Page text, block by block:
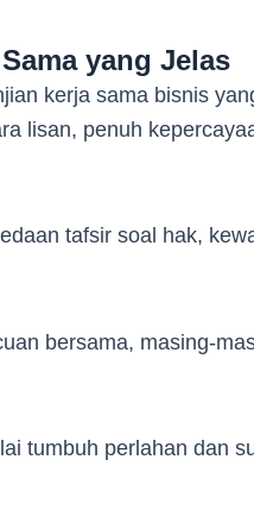
yang Jelas
kerja sama bisnis
lisan, penuh
tafsir soal hak,
bersama, masing-
tumbuh perlahan dan